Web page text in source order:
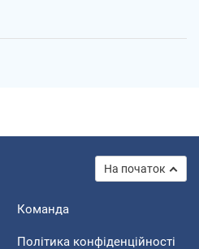
На початок
Команда
Політика конфіденційності